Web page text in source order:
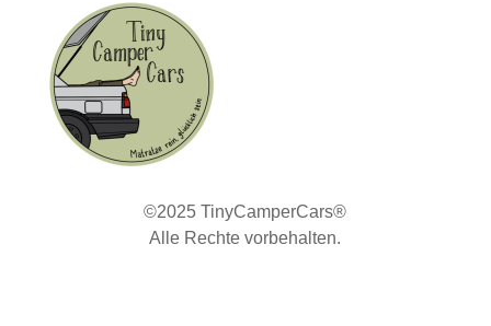
©2025 TinyCamperCars®
Alle Rechte vorbehalten.